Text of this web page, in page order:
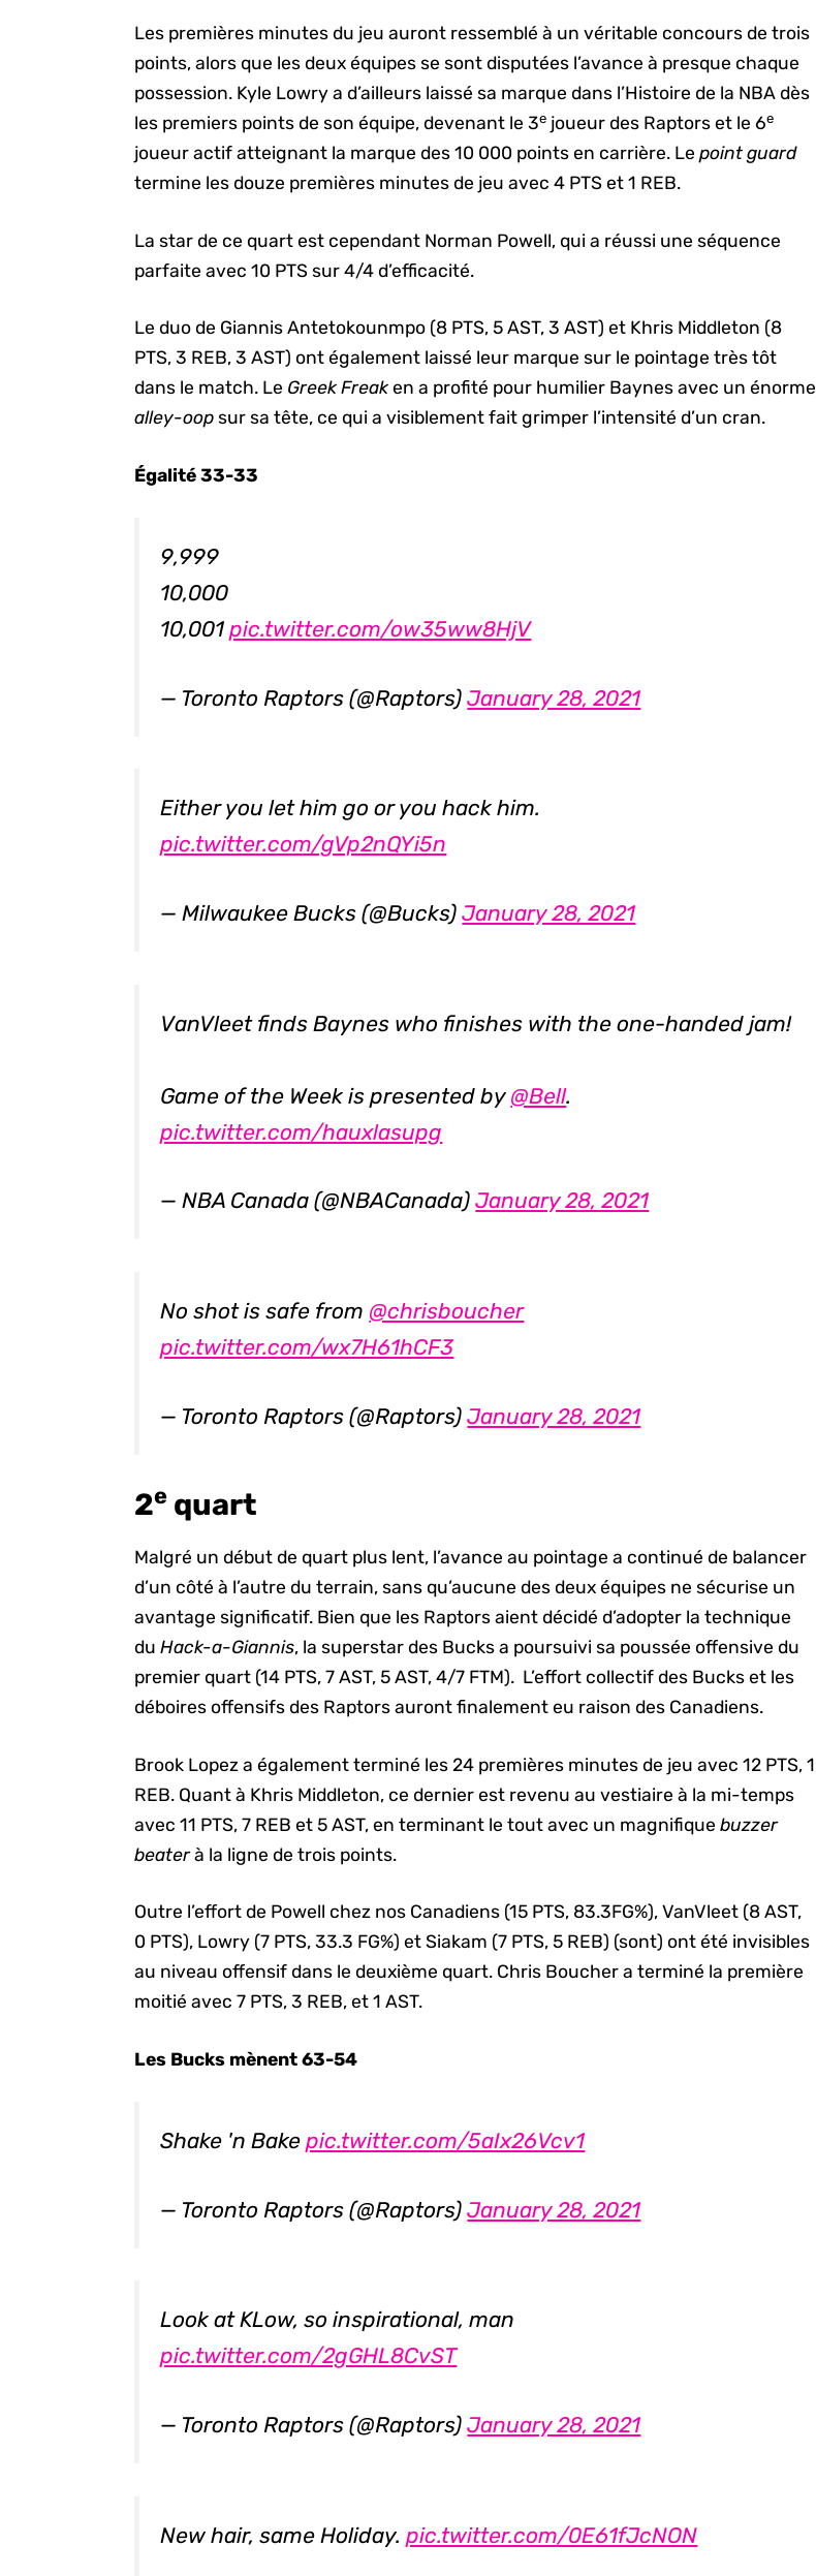
Les premières minutes du jeu auront ressemblé à un véritable concours de trois
points, alors que les deux équipes se sont disputées l’avance à presque chaque
possession. Kyle Lowry a d’ailleurs laissé sa marque dans l’Histoire de la NBA dès
les premiers points de son équipe, devenant le 3e joueur des Raptors et le 6e
joueur actif atteignant la marque des 10 000 points en carrière. Lepoint guard
termine les douze premières minutes de jeu avec 4 PTS et 1 REB.
La star de ce quart est cependant Norman Powell, qui a réussi une séquence
parfaite avec 10 PTS sur 4/4 d’efficacité.
Le duo de Giannis Antetokounmpo (8 PTS, 5 AST, 3 AST) et Khris Middleton (8
PTS, 3 REB, 3 AST) ont également laissé leur marque sur le pointage très tôt
dans le match. Le Greek Freaken a profité pour humilier Baynes avec un énorme
alley-oop sur sa tête, ce qui a visiblement fait grimper l’intensité d’un cran.
Égalité 33-33
9,999
10,000
10,001pic.twitter.com/ow35ww8HjV
— Toronto Raptors (@Raptors)January 28, 2021
Either you let him go or you hack him.
pic.twitter.com/gVp2nQYi5n
— Milwaukee Bucks (@Bucks)January 28, 2021
VanVleet finds Baynes who finishes with the one-handed jam!
Game of the Week is presented by @Bell.
pic.twitter.com/hauxlasupg
— NBA Canada (@NBACanada)January 28, 2021
No shot is safe from @chrisboucher
pic.twitter.com/wx7H61hCF3
— Toronto Raptors (@Raptors)January 28, 2021
2e quart
Malgré un début de quart plus lent, l’avance au pointage a continué de balancer
d’un côté à l’autre du terrain, sans qu’aucune des deux équipes ne sécurise un
avantage significatif. Bien que les Raptors aient décidé d’adopter la technique
duHack-a-Giannis, la superstar des Bucks a poursuivi sa poussée offensive du
premier quart (14 PTS, 7 AST, 5 AST, 4/7 FTM). L’effort collectif des Bucks et les
déboires offensifs des Raptors auront finalement eu raison des Canadiens.
Brook Lopez a également terminé les 24 premières minutes de jeu avec 12 PTS, 1
REB. Quant à Khris Middleton, ce dernier est revenu au vestiaire à la mi-temps
avec 11 PTS, 7 REB et 5 AST, en terminant le tout avec un magnifiquebuzzer
beaterà la ligne de trois points.
Outre l’effort de Powell chez nos Canadiens (15 PTS, 83.3FG%), VanVleet (8 AST,
0 PTS), Lowry (7 PTS, 33.3 FG%) et Siakam (7 PTS, 5 REB) (sont) ont été invisibles
au niveau offensif dans le deuxième quart. Chris Boucher a terminé la première
moitié avec 7 PTS, 3 REB, et 1 AST.
Les Bucks mènent 63-54
Shake 'n Bakepic.twitter.com/5aIx26Vcv1
— Toronto Raptors (@Raptors)January 28, 2021
Look at KLow, so inspirational, man
pic.twitter.com/2gGHL8CvST
— Toronto Raptors (@Raptors)January 28, 2021
New hair, same Holiday.pic.twitter.com/0E61fJcNON